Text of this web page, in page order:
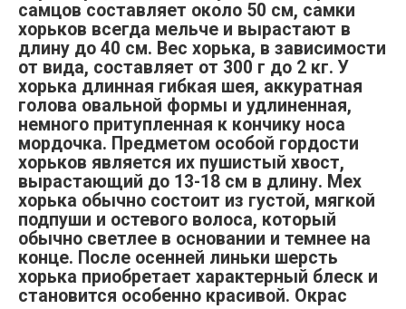
самцов составляет около 50 см, самки
хорьков всегда мельче и вырастают в
длину до 40 см. Вес хорька, в зависимости
от вида, составляет от 300 г до 2 кг. У
хорька длинная гибкая шея, аккуратная
голова овальной формы и удлиненная,
немного притупленная к кончику носа
мордочка. Предметом особой гордости
хорьков является их пушистый хвост,
вырастающий до 13-18 см в длину. Мех
хорька обычно состоит из густой, мягкой
подпуши и остевого волоса, который
обычно светлее в основании и темнее на
конце. После осенней линьки шерсть
хорька приобретает характерный блеск и
становится особенно красивой. Окрас